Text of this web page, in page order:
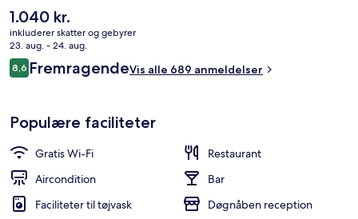
kun en kort gåtur væk: Sants Metrostation ligger 3 minutter væk og
Placa del Centre Metrostation ligger 5 minutter derfra.
Den
nuværende
pris
er
1.040 kr.
1.040 kr.
inkluderer skatter og gebyrer
23. aug. - 24. aug.
Anmeldelser
8,68,6 ud af 10.
FremragendeVis alle 689 anmeldelser
Populære faciliteter
Gratis Wi-Fi
Restaurant
Aircondition
Bar
Faciliteter til tøjvask
Døgnåben reception